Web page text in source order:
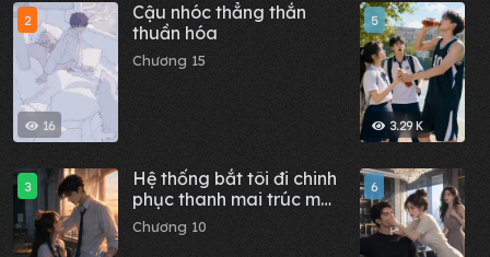
16
2
Cậu nhóc thẳng thắn
thuần hóa
Chương 15
3
Hệ thống bắt tôi đi chinh
phục thanh mai trúc mã,
tôi vừa khóc vừa thú
nhận, anh ấy bóp nát
Chương 10
3.29 K
5
6